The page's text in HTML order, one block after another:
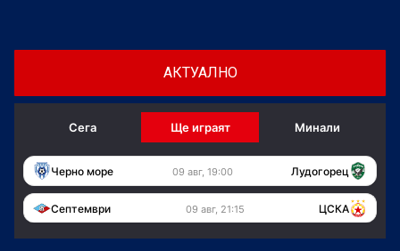
АКТУАЛНО
Сега Ще играят Минали
Черно море 09 авг, 19:00 Лудогорец
Септември 09 авг, 21:15 ЦСКА